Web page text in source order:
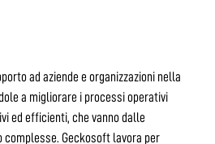
ad aziende e organizzazioni nella
a migliorare i processi operativi
ed efficienti, che vanno dalle
Geckosoft lavora per